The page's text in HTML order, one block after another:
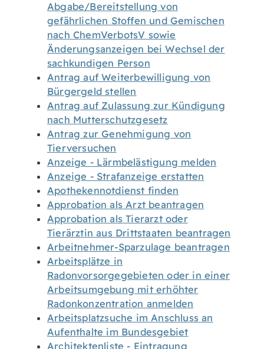
Abgabe/Bereitstellung von
gefährlichen Stoffen und Gemischen
nach ChemVerbotsV sowie
Änderungsanzeigen bei Wechsel der
sachkundigen Person
Antrag auf Weiterbewilligung von
Bürgergeld stellen
Antrag auf Zulassung zur Kündigung
nach Mutterschutzgesetz
Antrag zur Genehmigung von
Tierversuchen
Anzeige - Lärmbelästigung melden
Anzeige - Strafanzeige erstatten
Apothekennotdienst finden
Approbation als Arzt beantragen
Approbation als Tierarzt oder
Tierärztin aus Drittstaaten beantragen
Arbeitnehmer-Sparzulage beantragen
Arbeitsplätze in
Radonvorsorgegebieten oder in einer
Arbeitsumgebung mit erhöhter
Radonkonzentration anmelden
Arbeitsplatzsuche im Anschluss an
Aufenthalte im Bundesgebiet
Architektenliste - Eintragung